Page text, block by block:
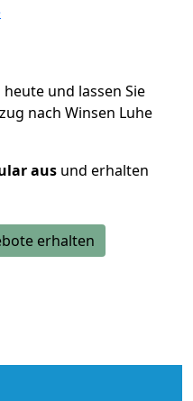
und lassen Sie
nach Winsen Luhe
aus und erhalten
erhalten